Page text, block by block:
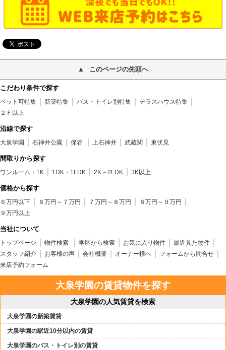
このページの先頭へ
こだわり条件で探す
ペット可特集 新築特集 バス・トイレ別特集
テラスハウス特集
２Ｆ以上
沿線で探す
大泉学園 石神井公園 保谷 上石神井 武蔵関 東伏見
間取りから探す
ワンルーム・1K 1DK・1LDK 2K～2LDK 3K以上
価格から探す
６万円以下 ６万円～７万円 ７万円～８万円
８万円～９万円
９万円以上
当社について
トップページ 物件検索 学区から検索 お気に入り物件
最近見た物件
スタッフ紹介
お客様の声 会社概要 オーナー様へ
フォームから問合せ
来店予約フォーム
大泉学園の賃貸物件を探す
大泉学園の人気賃貸を検索
大泉学園の新築賃貸
大泉学園の駅近10分以内の賃貸
大泉学園のバス・トイレ別の賃貸